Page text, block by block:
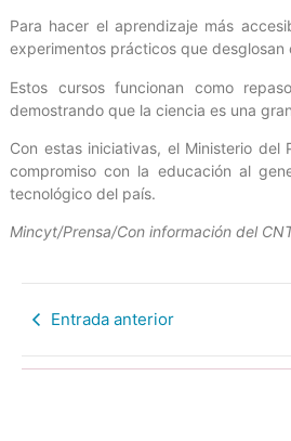
Para hacer el aprendizaje más
experimentos prácticos que desglosan
Estos cursos funcionan como
demostrando que la ciencia es una
Con estas iniciativas, el Ministerio
compromiso con la educación al
tecnológico del país.
Mincyt/Prensa/Con información del
Entrada anterior